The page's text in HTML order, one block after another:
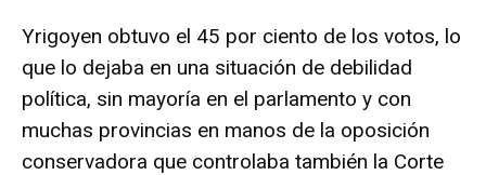
Yrigoyen obtuvo el 45 por ciento de los votos, lo
que lo dejaba en una situación de debilidad
política, sin mayoría en el parlamento y con
muchas provincias en manos de la oposición
conservadora que controlaba también la Corte